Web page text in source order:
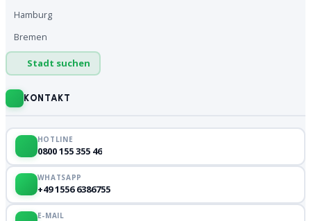
Hamburg
Bremen
Stadt suchen
KONTAKT
HOTLINE
0800 155 355 46
WHATSAPP
+49 1556 6386755
E-MAIL